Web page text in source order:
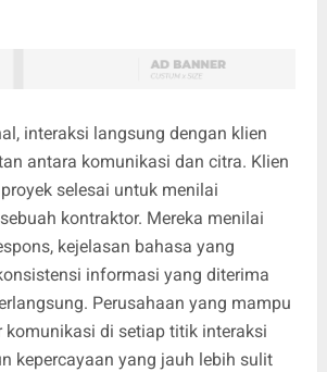
interaksi langsung dengan klien
antara komunikasi dan citra. Klien
selesai untuk menilai
kontraktor. Mereka menilai
kejelasan bahasa yang
informasi yang diterima
Perusahaan yang mampu
komunikasi di setiap titik interaksi
kepercayaan yang jauh lebih sulit